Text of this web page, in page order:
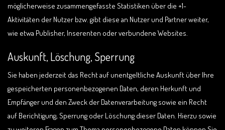
möglicherweise zusammengefasste Statistiken über die +1-
Aktivitäten der Nutzer bzw. gibt diese an Nutzer und Partner weiter,
wie etwa Publisher, Inserenten oder verbundene Websites.
Auskunft, Löschung, Sperrung
Sie haben jederzeit das Recht auf unentgeltliche Auskunft über Ihre
gespeicherten personenbezogenen Daten, deren Herkunft und
Empfänger und den Zweck der Datenverarbeitung sowie ein Recht
auf Berichtigung, Sperrung oder Löschung dieser Daten. Hierzu sowie